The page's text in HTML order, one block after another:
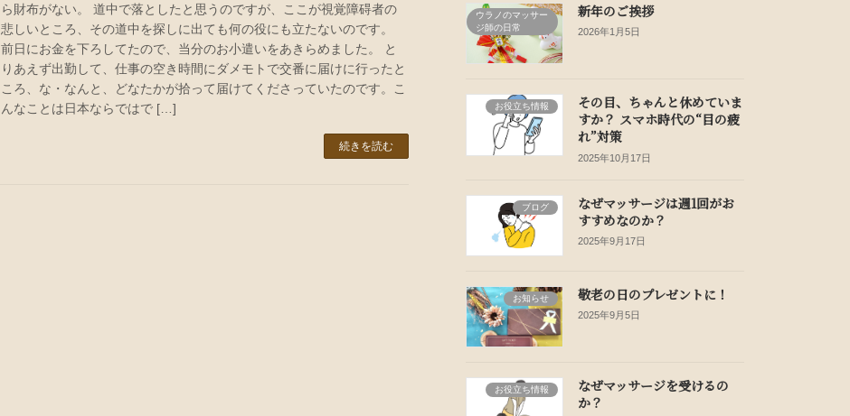
ら財布がない。 道中で落としたと思うのですが、ここが視覚障碍者の
悲しいところ、その道中を探しに出ても何の役にも立たないのです。
前日にお金を下ろしてたので、当分のお小遣いをあきらめました。 と
りあえず出勤して、仕事の空き時間にダメモトで交番に届けに行ったと
ころ、な・なんと、どなたかが拾って届けてくださっていたのです。こ
んなことは日本ならではで […]
続きを読む
ウラノのマッサー
ジ師の日常
新年のご挨拶
2026年1月5日
お役立ち情報
その目、ちゃんと休めていま
すか？ スマホ時代の“目の疲
れ”対策
2025年10月17日
ブログ
なぜマッサージは週1回がお
すすめなのか？
2025年9月17日
お知らせ 敬老の日のプレゼントに！
2025年9月5日
お役立ち情報
なぜマッサージを受けるの
か？